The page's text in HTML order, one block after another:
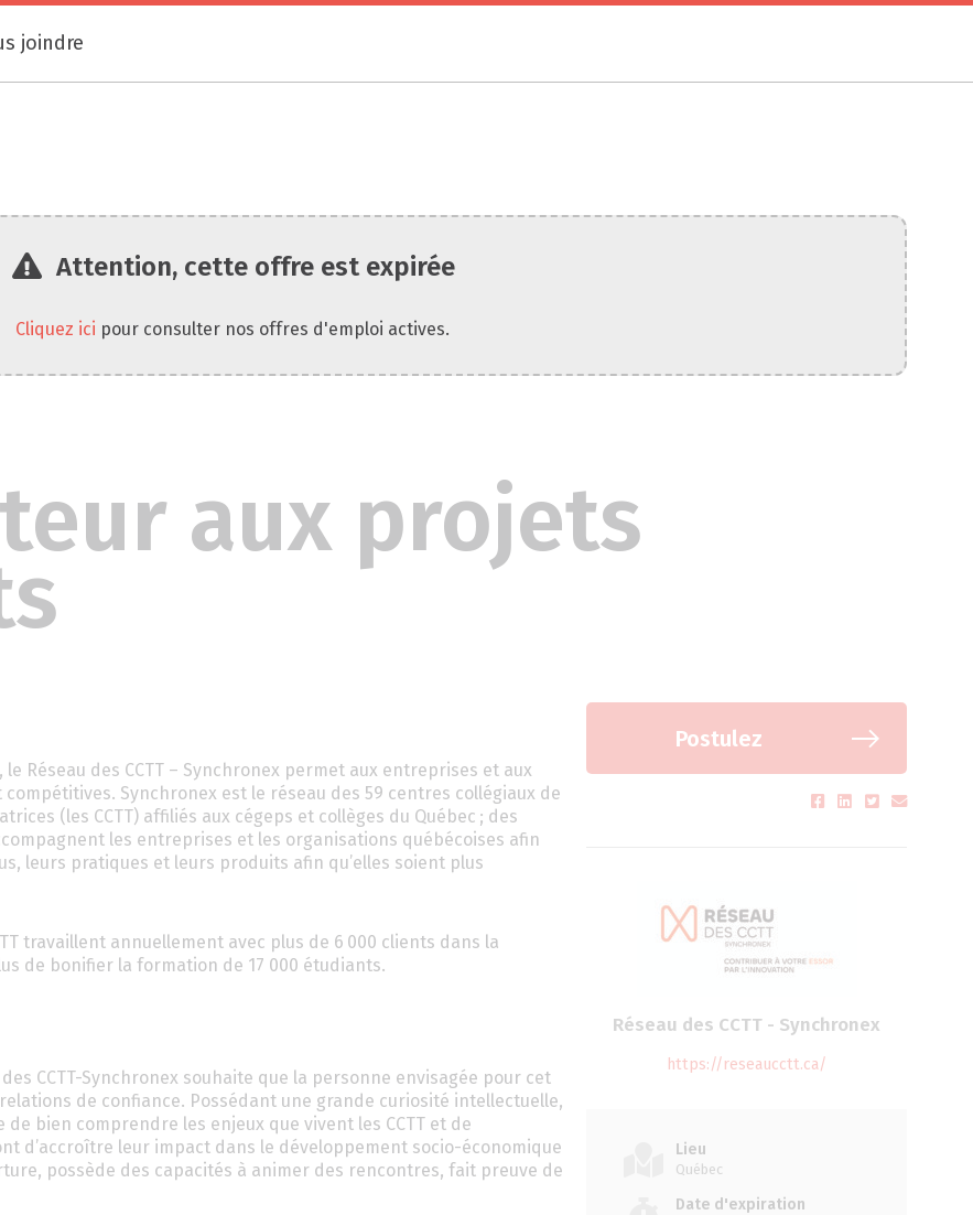
joindre
Attention, cette offre est expirée
Cliquez ici pour consulter nos offres d'emploi actives.
aux projets
Réseau des CCTT – Synchronex permet aux entreprises et aux
Synchronex est le réseau des 59 centres collégiaux de
(les CCTT) affiliés aux cégeps et collèges du Québec ; des
les entreprises et les organisations québécoises afin
leurs pratiques et leurs produits afin qu’elles soient plus
travaillent annuellement avec plus de 6 000 clients dans la
de bonifier la formation de 17 000 étudiants.
CCTT-Synchronex souhaite que la personne envisagée pour cet
de confiance. Possédant une grande curiosité intellectuelle,
bien comprendre les enjeux que vivent les CCTT et de
d’accroître leur impact dans le développement socio-économique
possède des capacités à animer des rencontres, fait preuve de
Postulez
Réseau des CCTT - Synchronex
https://reseaucctt.ca/
Lieu
Québec
Date d'expiration